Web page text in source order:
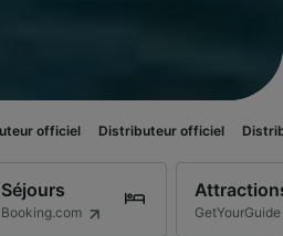
Distributeur officiel Distributeur
Séjours
Booking.com GetYourGuide